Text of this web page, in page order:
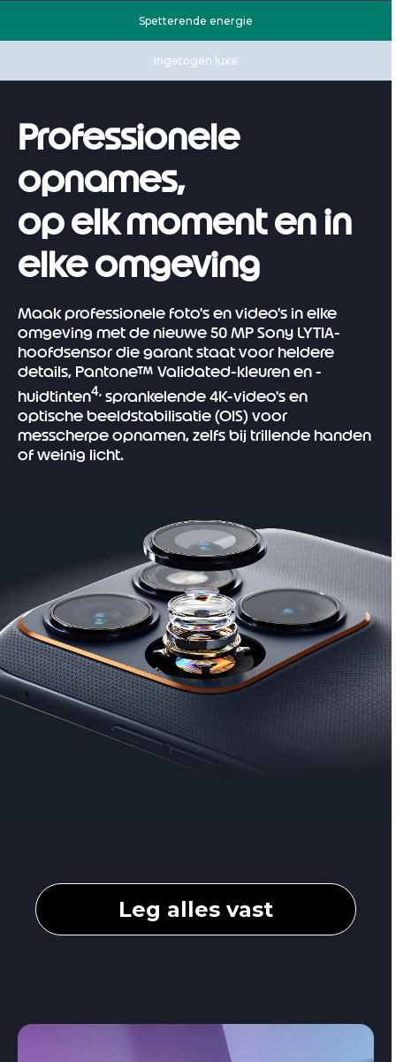
Spetterende energie
Ingetogen luxe
Professionele
opnames,
op elk moment en in
elke omgeving
Maak professionele foto's en video's in elke
omgeving met de nieuwe 50 MP Sony LYTIA-
hoofdsensor die garant staat voor heldere
details, Pantone™ Validated-kleuren en -
huidtinten4, sprankelende 4K-video's en
optische beeldstabilisatie (OIS) voor
messcherpe opnamen, zelfs bij trillende handen
of weinig licht.
1
Leg alles vast